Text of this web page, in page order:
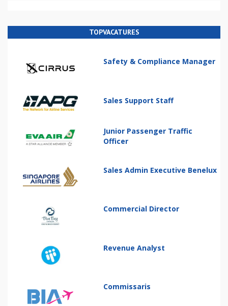
TOPVACATURES
Safety & Compliance Manager
Sales Support Staff
Junior Passenger Traffic
Officer
Sales Admin Executive Benelux
Commercial Director
Revenue Analyst
Commissaris